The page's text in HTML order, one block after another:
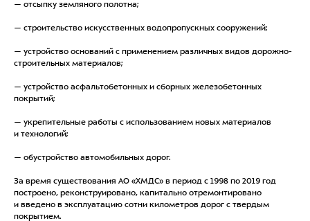
— отсыпку земляного полотна;
— строительство искусственных водопропускных сооружений;
— устройство оснований с применением различных видов дорожно-
строительных материалов;
— устройство асфальтобетонных и сборных железобетонных
покрытий;
— укрепительные работы с использованием новых материалов
и технологий;
— обустройство автомобильных дорог.
За время существования АО «ХМДС» в период с 1998 по 2019 год
построено, реконструировано, капитально отремонтировано
и введено в эксплуатацию сотни километров дорог с твердым
покрытием.